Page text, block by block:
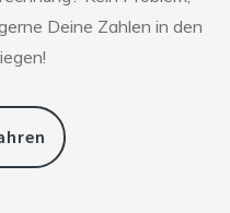
Deine Zahlen in den